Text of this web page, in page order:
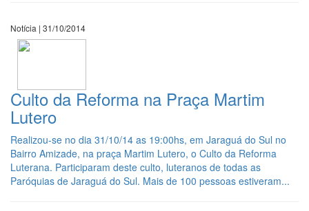
Notícia | 31/10/2014
Culto da Reforma na Praça Martim
Lutero
Realizou-se no dia 31/10/14 as 19:00hs, em Jaraguá do Sul no
Bairro Amizade, na praça Martim Lutero, o Culto da Reforma
Luterana. Participaram deste culto, luteranos de todas as
Paróquias de Jaraguá do Sul. Mais de 100 pessoas estiveram...